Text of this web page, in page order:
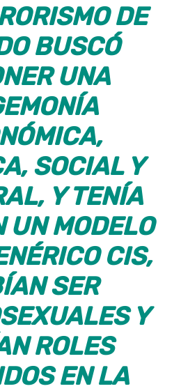
DE
BUSCÓ
UNA
SOCIAL Y
Y TENÍA
UN MODELO
CIS,
SER
Y
ROLES
EN LA